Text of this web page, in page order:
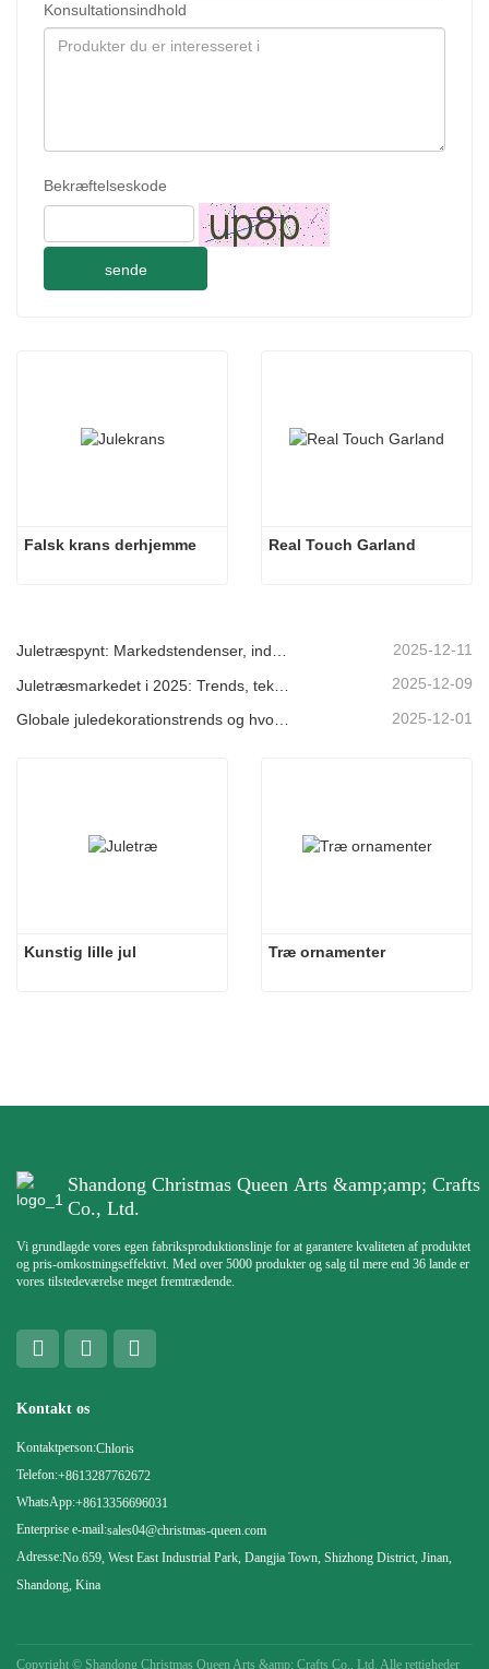
Konsultationsindhold
Bekræftelseskode
sende
Falsk krans derhjemme Real Touch Garland
Juletræspynt: Markedstendenser, indsigt i forsyningskæden og indkøbsguide 2025 2025-12-11
2025-12-09
2025-12-01
Kunstig lille jul Træ ornamenter
Shandong Christmas Queen Arts &amp;amp; Crafts
Co., Ltd.
Vi grundlagde vores egen fabriksproduktionslinje for at garantere kvaliteten af ​​produktet
og pris-omkostningseffektivt. Med over 5000 produkter og salg til mere end 36 lande er
vores tilstedeværelse meget fremtrædende.
Kontakt os
Kontaktperson:Chloris
Telefon:+8613287762672
WhatsApp:+8613356696031
Enterprise e-mail:sales04@christmas-queen.com
Adresse:No.659, West East Industrial Park, Dangjia Town, Shizhong District, Jinan,
Shandong, Kina
Copyright © Shandong Christmas Queen Arts &amp; Crafts Co., Ltd. Alle rettigheder